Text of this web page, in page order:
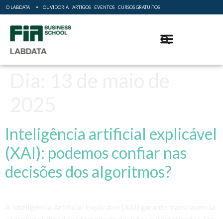
O LABDATA OUVIDORIA ARTIGOS EVENTOS CURSOS GRATUITOS
Inteligência artificial explicável
(XAI): podemos confiar nas
decisões dos algoritmos?